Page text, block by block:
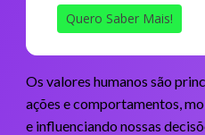
Quero Saber Mais!
Os valores humanos são
ações e comportamentos,
e influenciando nossas